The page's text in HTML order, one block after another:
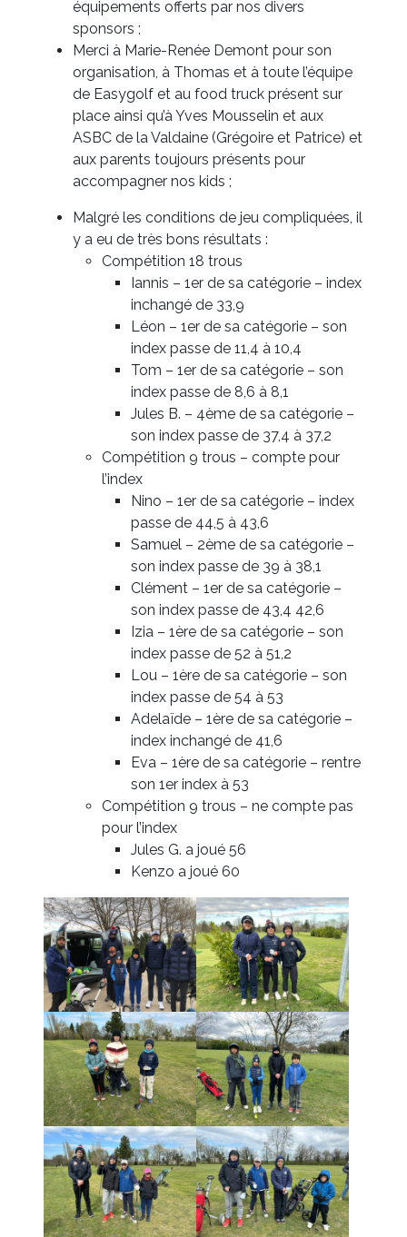
équipements offerts par nos divers
sponsors ;
Merci à Marie-Renée Demont pour son
organisation, à Thomas et à toute l’équipe
de Easygolf et au food truck présent sur
place ainsi qu’à Yves Mousselin et aux
ASBC de la Valdaine (Grégoire et Patrice) et
aux parents toujours présents pour
accompagner nos kids ;
Malgré les conditions de jeu compliquées, il
y a eu de très bons résultats :
Compétition 18 trous
Iannis – 1er de sa catégorie – index
inchangé de 33,9
Léon – 1er de sa catégorie – son
index passe de 11,4 à 10,4
Tom – 1er de sa catégorie – son
index passe de 8,6 à 8,1
Jules B. – 4ème de sa catégorie –
son index passe de 37,4 à 37,2
Compétition 9 trous – compte pour
l’index
Nino – 1er de sa catégorie – index
passe de 44,5 à 43,6
Samuel – 2ème de sa catégorie –
son index passe de 39 à 38,1
Clément – 1er de sa catégorie –
son index passe de 43,4 42,6
Izia – 1ère de sa catégorie – son
index passe de 52 à 51,2
Lou – 1ère de sa catégorie – son
index passe de 54 à 53
Adelaïde – 1ère de sa catégorie –
index inchangé de 41,6
Eva – 1ère de sa catégorie – rentre
son 1er index à 53
Compétition 9 trous – ne compte pas
pour l’index
Jules G. a joué 56
Kenzo a joué 60